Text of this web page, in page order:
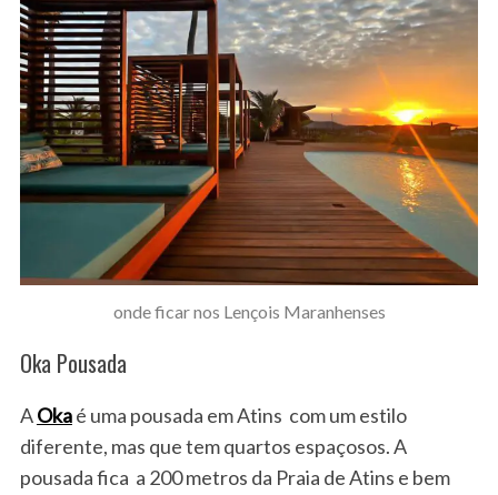
onde ficar nos Lençois Maranhenses
Oka Pousada
AOkaé uma pousada em Atins com um estilo
diferente, mas que tem quartos espaçosos. A
pousada fica a 200 metros da Praia de Atins e bem